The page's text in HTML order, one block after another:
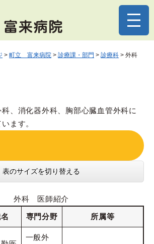
> 町立 富来病院 > 診療課・部門 > 診療科 > 外科
、消化器外科、胸部心臓血管外科に
ます。
表のサイズを切り替える
外科 医師紹介
専門分野 所属等
一般外